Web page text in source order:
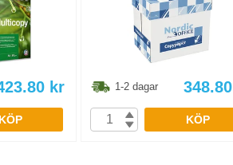
kr
KÖP
1-2 dagar 348.80
KÖP